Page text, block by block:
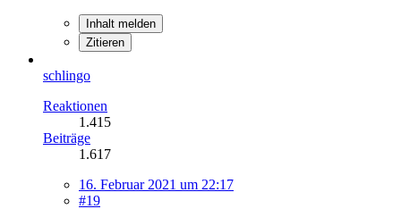
Inhalt melden
Zitieren
schlingo
Reaktionen
1.415
Beiträge
1.617
16. Februar 2021 um 22:17
#19